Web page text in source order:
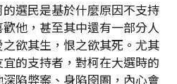
選民是基於什麼原因不支持
他，甚至其中還有一部分人
欲其生，恨之欲其死。尤其
的支持者，對柯在大選時的
陷弊案、身陷囹圄，內心會